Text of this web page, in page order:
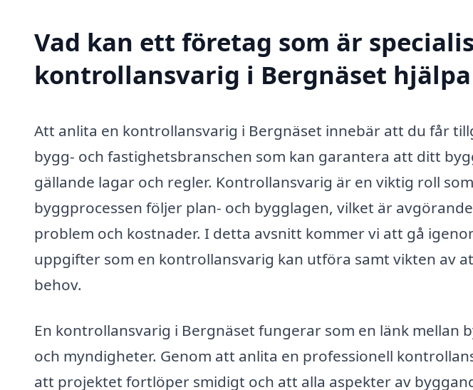
Vad kan ett företag som är
kontrollansvarig i Bergnäset
Att anlita en kontrollansvarig i Bergnäset innebär att du får
bygg- och fastighetsbranschen som kan garantera att ditt
gällande lagar och regler. Kontrollansvarig är en viktig roll
byggprocessen följer plan- och bygglagen, vilket är
problem och kostnader. I detta avsnitt kommer vi att gå
uppgifter som en kontrollansvarig kan utföra samt vikten av
behov.
En kontrollansvarig i Bergnäset fungerar som en länk mellan
och myndigheter. Genom att anlita en professionell
att projektet fortlöper smidigt och att alla aspekter av